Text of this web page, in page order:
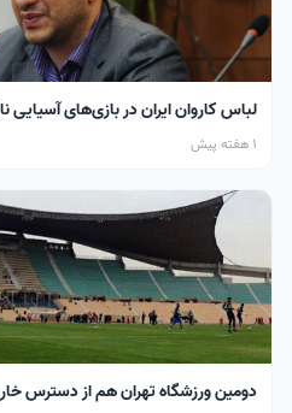
لباس کاروان ایران در بازی‌های
1 هفته پیش
دومین ورزشگاه تهران هم از دسترس